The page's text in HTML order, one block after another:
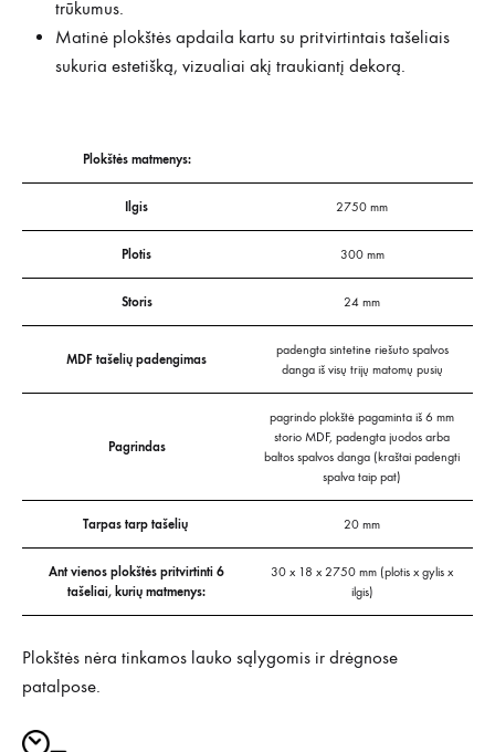
trūkumus.
Matinė plokštės apdaila kartu su pritvirtintais tašeliais
sukuria estetišką, vizualiai akį traukiantį dekorą.
Plokštės matmenys:
Ilgis 2750 mm
Plotis 300 mm
Storis 24 mm
MDF tašelių padengimas
padengta sintetine riešuto spalvos
danga iš visų trijų matomų pusių
Pagrindas
pagrindo plokštė pagaminta iš 6 mm
storio MDF, padengta juodos arba
baltos spalvos danga (kraštai padengti
spalva taip pat)
Tarpas tarp tašelių 20 mm
Ant vienos plokštės pritvirtinti 6
tašeliai, kurių matmenys:
30 x 18 x 2750 mm (plotis x gylis x
ilgis)
Plokštės nėra tinkamos lauko sąlygomis ir drėgnose
patalpose.